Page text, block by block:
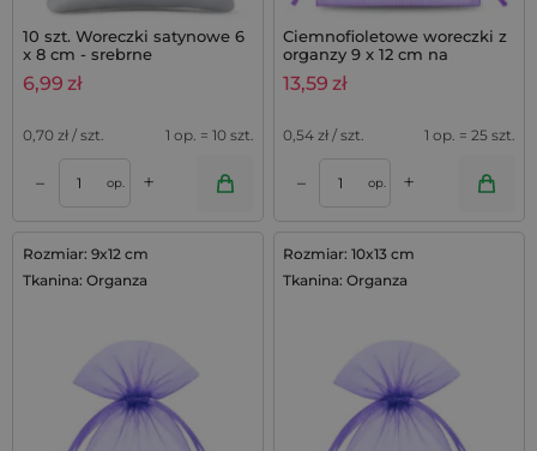
10 szt. Woreczki satynowe 6
x 8 cm - srebrne
6,99 zł
0,70 zł / szt. 1 op. = 10 szt.
– op. +
Ciemnofioletowe woreczki z
organzy 9 x 12 cm na
lawendę - 25 szt.
13,59 zł
0,54 zł / szt. 1 op. = 25 szt.
– op. +
Rozmiar: 9x12 cm
Tkanina: Organza
Rozmiar: 10x13 cm
Tkanina: Organza